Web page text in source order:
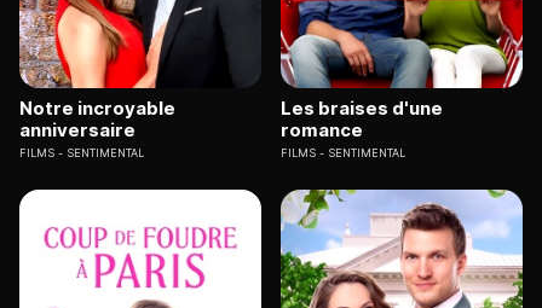
Notre incroyable
anniversaire
FILMS SENTIMENTAL
Les braises d'une
romance
FILMS SENTIMENTAL